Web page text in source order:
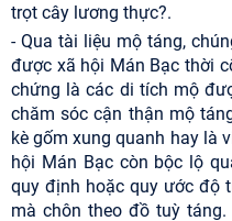
trọt cây lương thực?.
- Qua tài liệu mộ táng,
được xã hội Mán Bạc thời
chứng là các di tích mộ
chăm sóc cận thận mộ
kè gốm xung quanh hay là
hội Mán Bạc còn bộc lộ
quy định hoặc quy ước độ
mà chôn theo đồ tuỳ